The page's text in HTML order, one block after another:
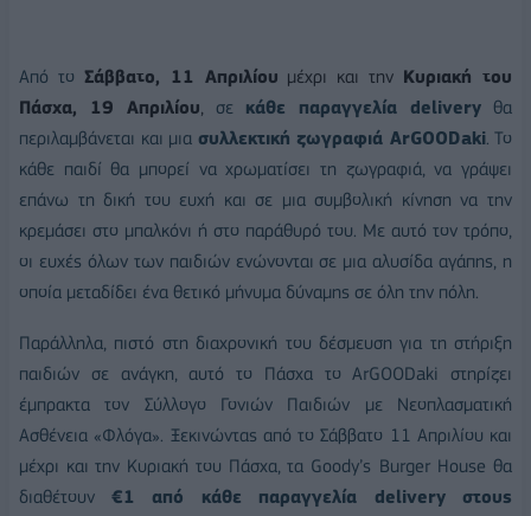
Από το Σάββατο, 11 Απριλίου μέχρι και την Κυριακή του
Πάσχα, 19 Απριλίου, σε κάθε παραγγελία delivery θα
περιλαμβάνεται και μια συλλεκτική ζωγραφιά ArGOODaki. Το
κάθε παιδί θα μπορεί να χρωματίσει τη ζωγραφιά, να γράψει
επάνω τη δική του ευχή και σε μια συμβολική κίνηση να την
κρεμάσει στο μπαλκόνι ή στο παράθυρό του. Με αυτό τον τρόπο,
οι ευχές όλων των παιδιών ενώνονται σε μια αλυσίδα αγάπης, η
οποία μεταδίδει ένα θετικό μήνυμα δύναμης σε όλη την πόλη.
Παράλληλα, πιστό στη διαχρονική του δέσμευση για τη στήριξη
παιδιών σε ανάγκη, αυτό το Πάσχα τοArGOODaki στηρίζει
έμπρακτα τον Σύλλογο Γονιών Παιδιών με Νεοπλασματική
Ασθένεια «Φλόγα». Ξεκινώντας από το Σάββατο 11 Απριλίου και
μέχρι και την Κυριακή του Πάσχα, τα Goody’s Burger House θα
διαθέτουν €1 από κάθε παραγγελία deliveryστους